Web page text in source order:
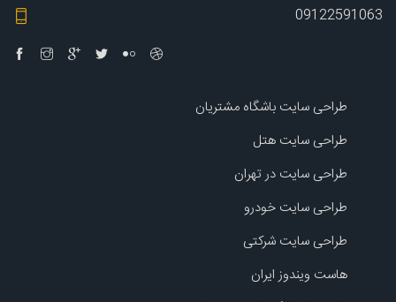
09122591063
طراحی سایت باشگاه مشتریان
طراحی سایت هتل
طراحی سایت در تهران
طراحی سایت خودرو
طراحی سایت شرکتی
هاست ویندوز ایران